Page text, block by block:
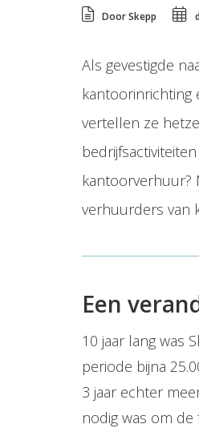
Door Skepp
Als gevestigde
kantoorinrichting
vertellen ze
kantoorverhuur?
verhuurders van
Een
10 jaar lang was
periode bijna
3 jaar echter
nodig was om